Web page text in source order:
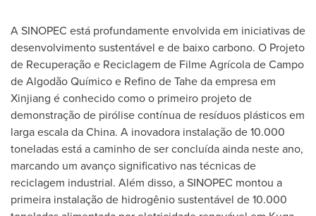
A SINOPEC está profundamente envolvida em iniciativas de
desenvolvimento sustentável e de baixo carbono. O Projeto
de Recuperação e Reciclagem de Filme Agrícola de Campo
de Algodão Químico e Refino de Tahe da empresa em
Xinjiang é conhecido como o primeiro projeto de
demonstração de pirólise contínua de resíduos plásticos em
larga escala daChina. A inovadora instalação de 10.000
toneladas está a caminho de ser concluída ainda neste ano,
marcando um avanço significativo nas técnicas de
reciclagem industrial. Além disso, a SINOPEC montou a
primeira instalação de hidrogênio sustentável de 10.000